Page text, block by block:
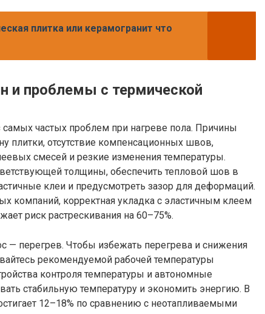
плитка или керамогранит что
и проблемы с термической
частых проблем при нагреве пола. Причины
плитки, отсутствие компенсационных швов,
смесей и резкие изменения температуры.
толщины, обеспечить тепловой шов в
клеи и предусмотреть зазор для деформаций.
компаний, корректная укладка с эластичным клеем
риск растрескивания на 60–75%.
— перегрев. Чтобы избежать перегрева и снижения
рекомендуемой рабочей температуры
контроля температуры и автономные
стабильную температуру и экономить энергию. В
12–18% по сравнению с неотапливаемыми